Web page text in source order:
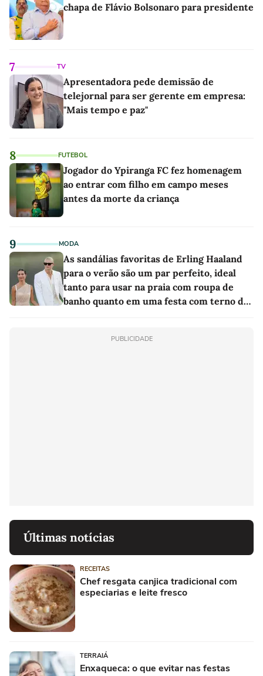
chapa de Flávio Bolsonaro para presidente
7 TV
Apresentadora pede demissão de
telejornal para ser gerente em empresa:
"Mais tempo e paz"
8 FUTEBOL
Jogador do Ypiranga FC fez homenagem
ao entrar com filho em campo meses
antes da morte da criança
9 MODA
As sandálias favoritas de Erling Haaland
para o verão são um par perfeito, ideal
tanto para usar na praia com roupa de
banho quanto em uma festa com terno de
PUBLICIDADE
Últimas notícias
RECEITAS
Chef resgata canjica tradicional com
especiarias e leite fresco
TERRAIÁ
Enxaqueca: o que evitar nas festas